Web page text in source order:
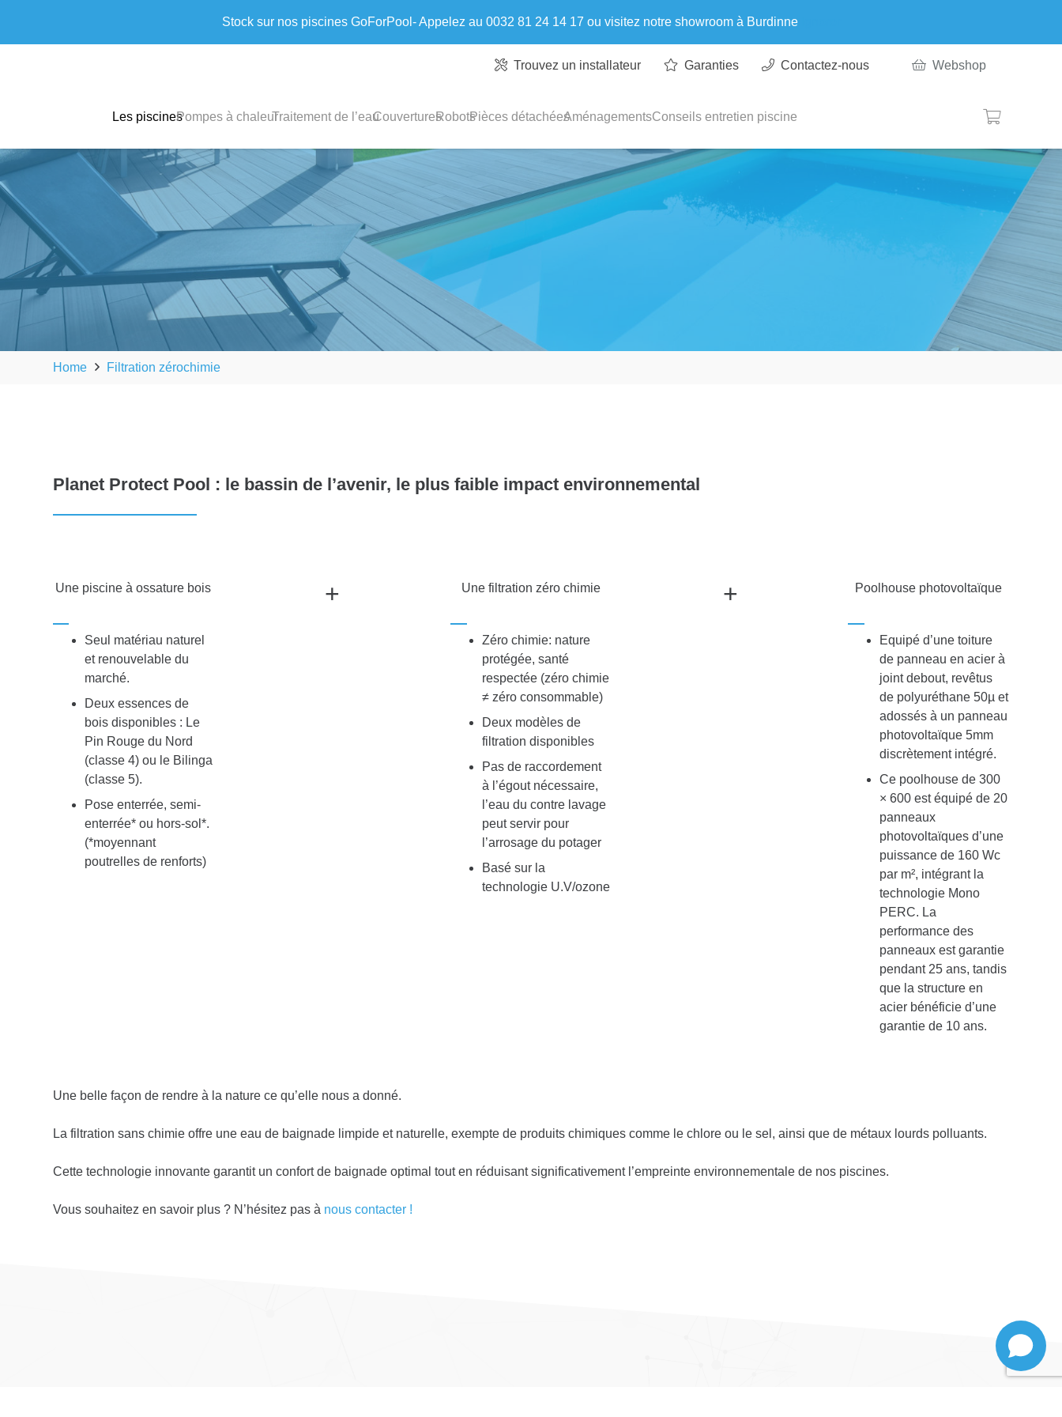
Stock sur nos piscines GoForPool- Appelez au 0032 81 24 14 17 ou visitez notre showroom à Burdinne
Trouvez un installateur Garanties Contactez-nous Webshop
Les piscinesPompes à chaleurTraitement de l’eauCouverturesRobotsPièces détachéesAménagementsConseils entretien piscine
Home Filtration zérochimie
Planet Protect Pool : le bassin de l’avenir, le plus faible impact environnemental
Une piscine à ossature bois
Seul matériau naturel
et renouvelable du
marché.
Deux essences de
bois disponibles : Le
Pin Rouge du Nord
(classe 4) ou le Bilinga
(classe 5).
Pose enterrée, semi-
enterrée* ou hors-sol*.
(*moyennant
poutrelles de renforts)
+ Une filtration zéro chimie
Zéro chimie: nature
protégée, santé
respectée (zéro chimie
≠ zéro consommable)
Deux modèles de
filtration disponibles
Pas de raccordement
à l’égout nécessaire,
l’eau du contre lavage
peut servir pour
l’arrosage du potager
Basé sur la
technologie U.V/ozone
+ Poolhouse photovoltaïque
Equipé d’une toiture
de panneau en acier à
joint debout, revêtus
de polyuréthane 50µ et
adossés à un panneau
photovoltaïque 5mm
discrètement intégré.
Ce poolhouse de 300
× 600 est équipé de 20
panneaux
photovoltaïques d’une
puissance de 160 Wc
par m², intégrant la
technologie Mono
PERC. La
performance des
panneaux est garantie
pendant 25 ans, tandis
que la structure en
acier bénéficie d’une
garantie de 10 ans.
Une belle façon de rendre à la nature ce qu’elle nous a donné.
La filtration sans chimie offre une eau de baignade limpide et naturelle, exempte de produits chimiques comme le chlore ou le sel, ainsi que de métaux lourds polluants.
Cette technologie innovante garantit un confort de baignade optimal tout en réduisant significativement l’empreinte environnementale de nos piscines.
Vous souhaitez en savoir plus ? N’hésitez pas à nous contacter !